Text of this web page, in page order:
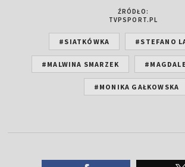
ŹRÓDŁO:
TVPSPORT.PL
#SIATKÓWKA #STEFANO
#MALWINA SMARZEK
#MONIKA GAŁKOWSKA